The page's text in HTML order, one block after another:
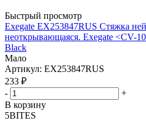
Быстрый просмотр
Exegate EX253847RUS Стяжка
неоткрывающаяся. Exegate <CV-
Black
Мало
Артикул: EX253847RUS
233 ₽
-
+
В корзину
5BITES